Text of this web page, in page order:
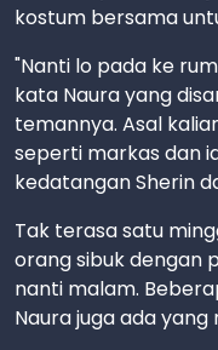
kostum bersama
"Nanti lo pada ke
kata Naura yang
temannya. Asal
seperti markas dan
kedatangan Sherin
Tak terasa satu
orang sibuk dengan
nanti malam.
Naura juga ada